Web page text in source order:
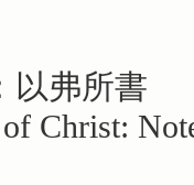
以弗所書
Christ: